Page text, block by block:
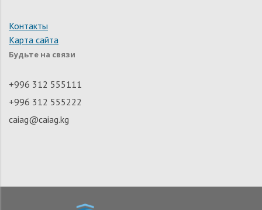
Контакты
Карта сайта
Будьте на связи
+996 312 555111
+996 312 555222
caiag@caiag.kg